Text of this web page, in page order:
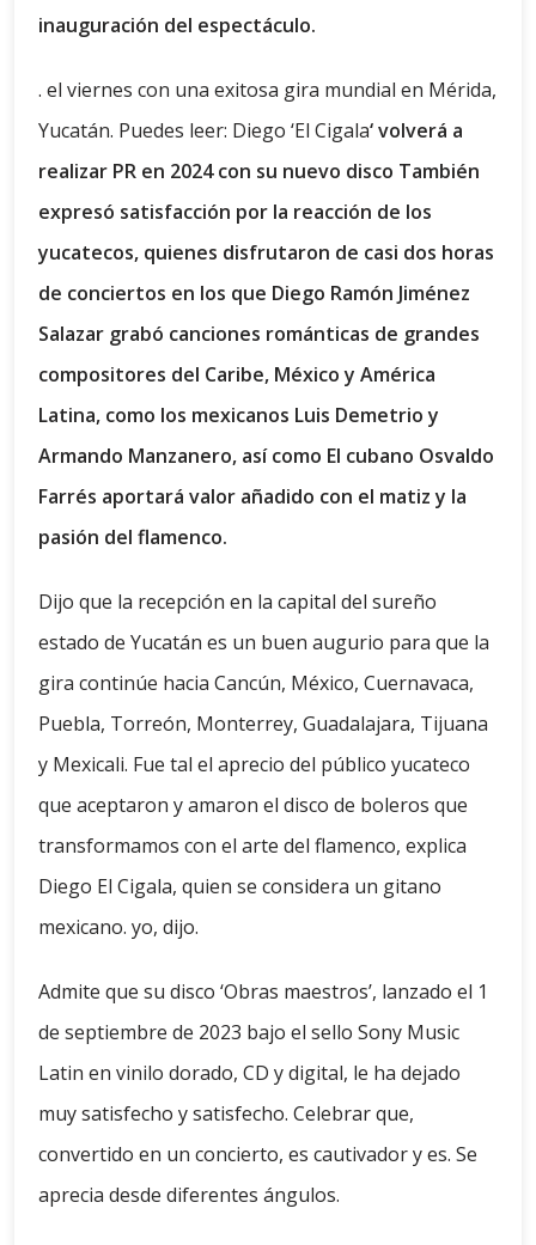
inauguración del espectáculo.
. el viernes con una exitosa gira mundial en Mérida,
Yucatán. Puedes leer: Diego ‘El Cigala‘ volverá a
realizar PR en 2024 con su nuevo disco También
expresó satisfacción por la reacción de los
yucatecos, quienes disfrutaron de casi dos horas
de conciertos en los que Diego Ramón Jiménez
Salazar grabó canciones románticas de grandes
compositores del Caribe, México y América
Latina, como los mexicanos Luis Demetrio y
Armando Manzanero, así como El cubano Osvaldo
Farrés aportará valor añadido con el matiz y la
pasión del flamenco.
Dijo que la recepción en la capital del sureño
estado de Yucatán es un buen augurio para que la
gira continúe hacia Cancún, México, Cuernavaca,
Puebla, Torreón, Monterrey, Guadalajara, Tijuana
y Mexicali. Fue tal el aprecio del público yucateco
que aceptaron y amaron el disco de boleros que
transformamos con el arte del flamenco, explica
Diego El Cigala, quien se considera un gitano
mexicano. yo, dijo.
Admite que su disco ‘Obras maestros’, lanzado el 1
de septiembre de 2023 bajo el sello Sony Music
Latin en vinilo dorado, CD y digital, le ha dejado
muy satisfecho y satisfecho. Celebrar que,
convertido en un concierto, es cautivador y es. Se
aprecia desde diferentes ángulos.